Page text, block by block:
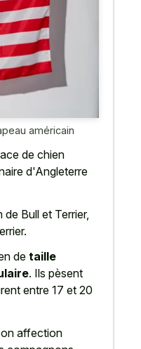
américain
de chien
d'Angleterre
Bull et Terrier,
de taille
. Ils pèsent
entre 17 et 20
affection